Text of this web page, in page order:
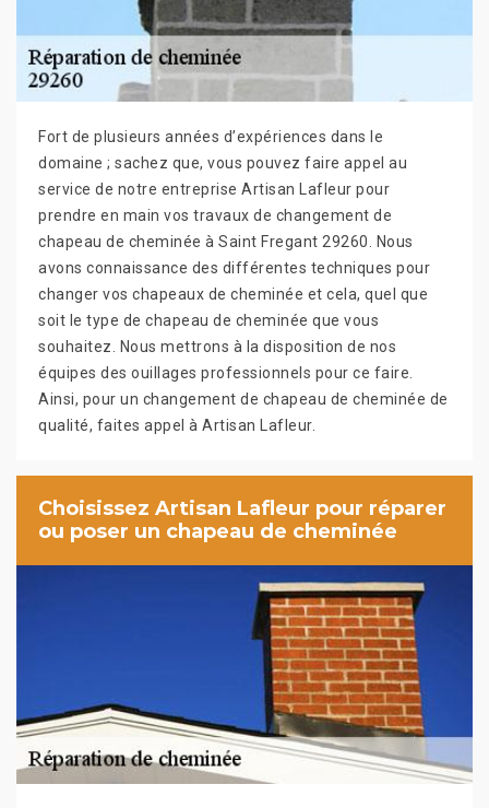
Fort de plusieurs années d’expériences dans le
domaine ; sachez que, vous pouvez faire appel au
service de notre entreprise Artisan Lafleur pour
prendre en main vos travaux de changement de
chapeau de cheminée à Saint Fregant 29260. Nous
avons connaissance des différentes techniques pour
changer vos chapeaux de cheminée et cela, quel que
soit le type de chapeau de cheminée que vous
souhaitez. Nous mettrons à la disposition de nos
équipes des ouillages professionnels pour ce faire.
Ainsi, pour un changement de chapeau de cheminée de
qualité, faites appel à Artisan Lafleur.
Choisissez Artisan Lafleur pour réparer
ou poser un chapeau de cheminée